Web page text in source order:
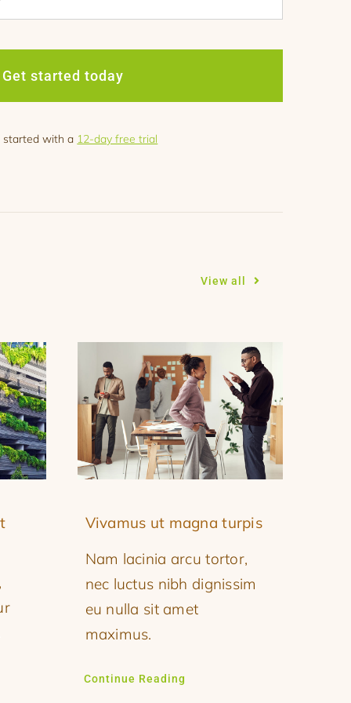
Get started today
started with a 12-day free trial
View all
Vivamus ut magna turpis
Nam lacinia arcu tortor,
nec luctus nibh dignissim
eu nulla sit amet
maximus.
Continue Reading